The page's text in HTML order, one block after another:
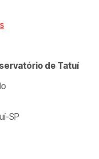
de Tatuí
SP